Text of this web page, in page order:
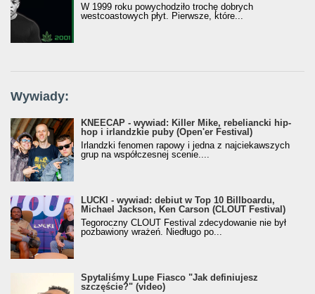
W 1999 roku powychodziło trochę dobrych
westcoastowych płyt. Pierwsze, które...
Wywiady:
KNEECAP - wywiad: Killer Mike, rebeliancki hip-
hop i irlandzkie puby (Open'er Festival)
Irlandzki fenomen rapowy i jedna z najciekawszych
grup na współczesnej scenie....
LUCKI - wywiad: debiut w Top 10 Billboardu,
Michael Jackson, Ken Carson (CLOUT Festival)
Tegoroczny CLOUT Festival zdecydowanie nie był
pozbawiony wrażeń. Niedługo po...
Spytaliśmy Lupe Fiasco "Jak definiujesz
szczęście?" (video)